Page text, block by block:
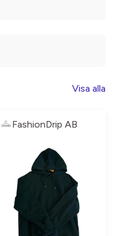
Visa alla
FashionDrip AB